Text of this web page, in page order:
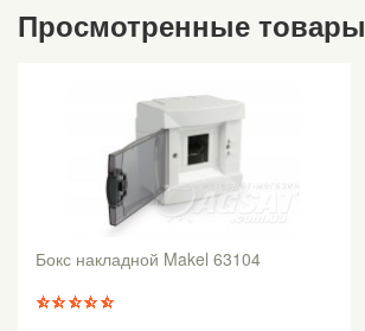
Просмотренные товары
Бокс накладной Makel 63104